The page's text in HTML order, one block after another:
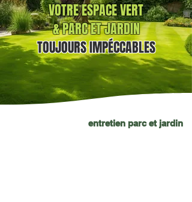
VOTRE ESPACE VERT
& PARC ET JARDIN
TOUJOURSIMPÉCCABLES
entretien parc et jardin